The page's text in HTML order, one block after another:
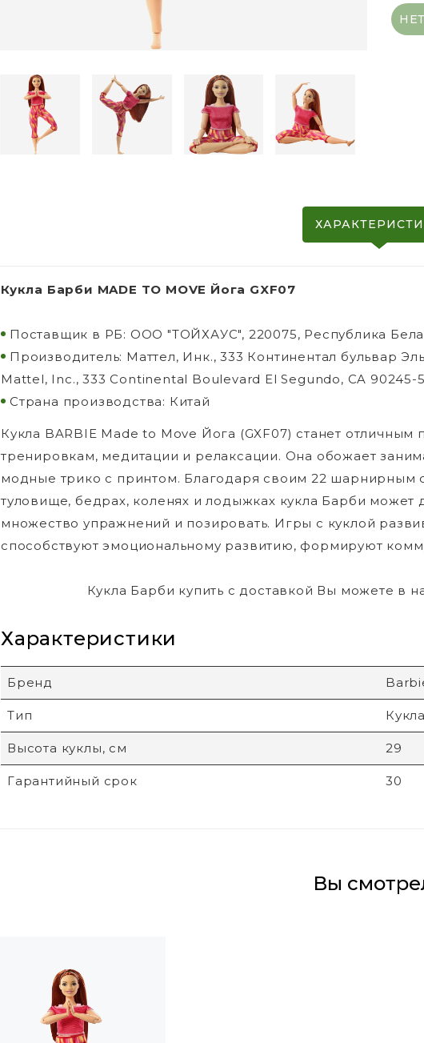
Кукла Барби MADE TO MOVE Йога GXF07
Поставщик в РБ: ООО "ТОЙХАУС", 220075, Республика
Производитель: Маттел, Инк., 333 Континентал бульвар
Mattel, Inc., 333 Continental Boulevard El Segundo, CA 90245-
Страна производства: Китай
Кукла BARBIE Made to Move Йога (GXF07) станет
тренировкам, медитации и релаксации. Она обожает
модные трико с принтом. Благодаря своим 22 шарнирным
туловище, бедрах, коленях и лодыжках кукла Барби может
множество упражнений и позировать. Игры с куклой
способствуют эмоциональному развитию, формируют
Кукла Барби купить с доставкой Вы можете в
Характеристики
Бренд
Тип
Высота куклы, см 29
Гарантийный срок 30
Вы